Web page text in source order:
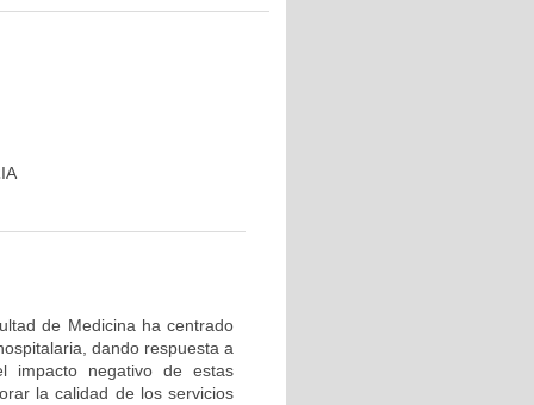
de Medicina ha centrado
dando respuesta a
impacto negativo de estas
la calidad de los servicios